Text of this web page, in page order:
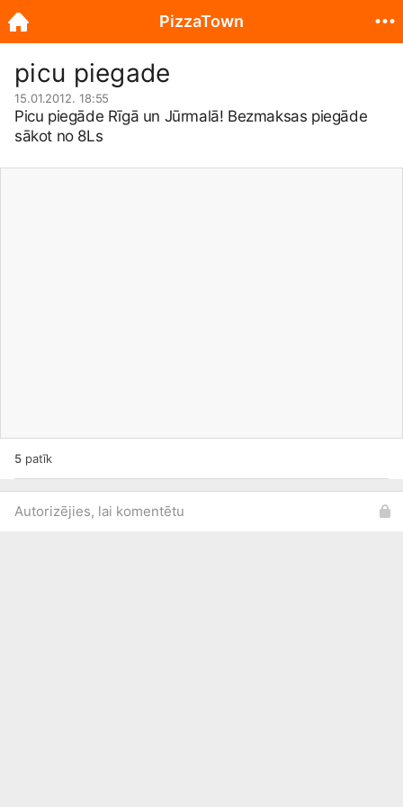
picu piegade
15.01.2012. 18:55
Picu piegāde Rīgā un Jūrmalā! Bezmaksas piegāde
sākot no 8Ls
5patīk
Autorizējies, lai komentētu
PizzaTown